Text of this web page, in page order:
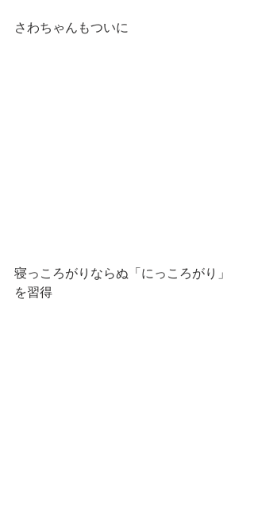
さわちゃんもついに
寝っころがりならぬ「にっころがり」
を習得